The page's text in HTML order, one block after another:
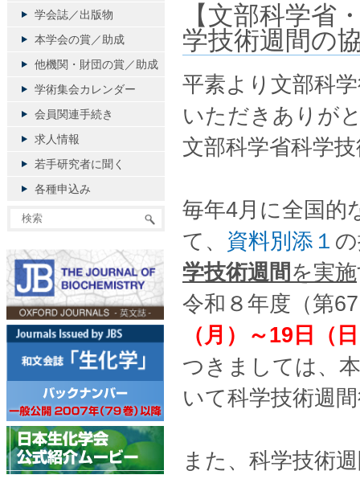
【文部科学省
学技術週間の
平素より文部科
いただきありが
文部科学省科学
毎年4月に全国的
て、 資料別添１
学技術週間 を実施
令和８年度（第
（月）～19日（
つきましては、
いて科学技術週
また、科学技術
学会誌／出版物
本学会の賞／助成
他機関・財団の賞／助成
学術集会カレンダー
会員関連手続き
求人情報
若手研究者に聞く
各種申込み